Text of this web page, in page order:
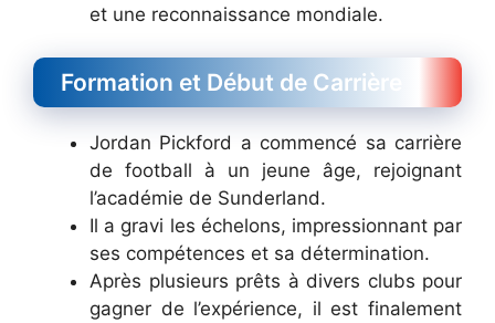
et une reconnaissance mondiale.
Formation et Début de Carrière
Jordan Pickford a commencé sa carrière
de football à un jeune âge, rejoignant
l’académie de Sunderland.
Il a gravi les échelons, impressionnant par
ses compétences et sa détermination.
Après plusieurs prêts à divers clubs pour
gagner de l’expérience, il est finalement